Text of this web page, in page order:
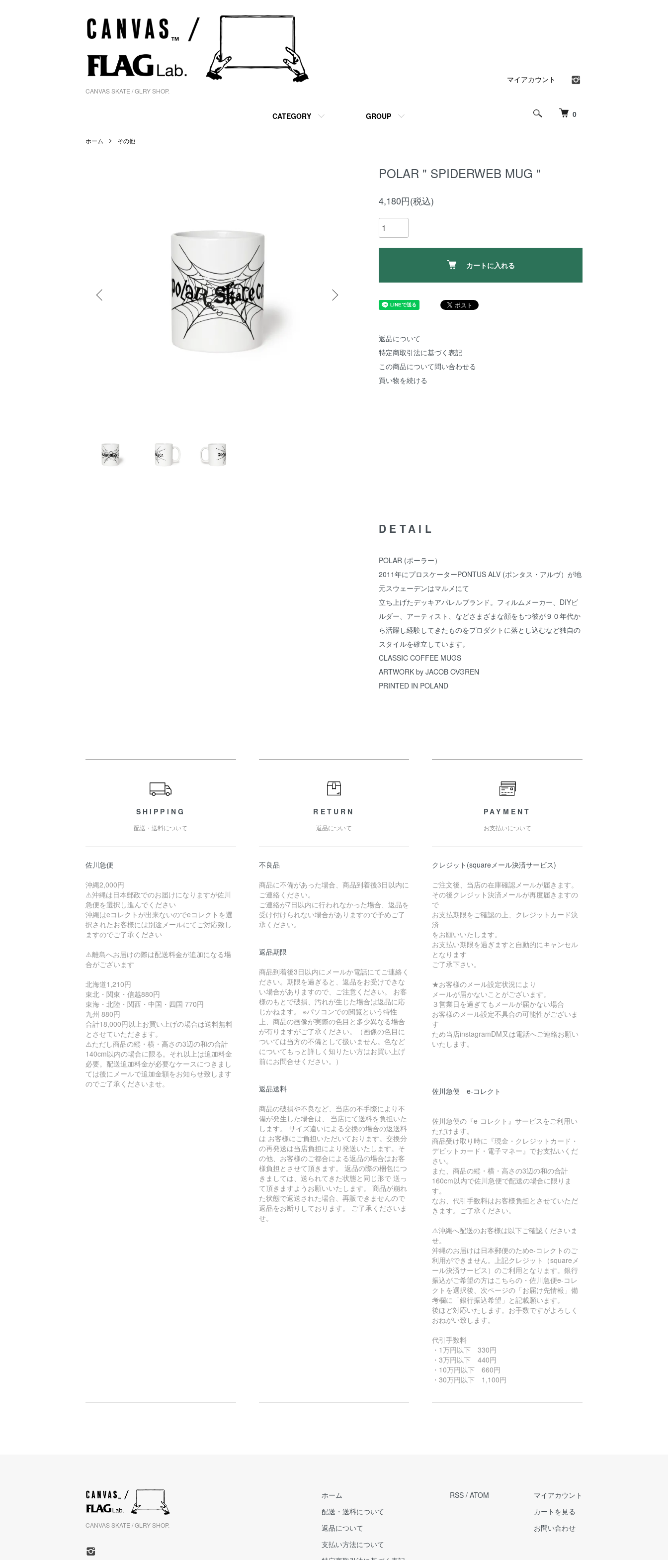
CANVAS SKATE / GLRY SHOP.
0
CATEGORY GROUP
マイアカウント
ホーム その他
POLAR " SPIDERWEB MUG "
4,180円(税込)
カートに入れる
返品について
特定商取引法に基づく表記
この商品について問い合わせる
買い物を続ける
DETAIL
POLAR (ポーラー）
2011年にプロスケーターPONTUS ALV (ポンタス・アルヴ）が地
元スウェーデンはマルメにて
立ち上げたデッキアパレルブランド。フィルムメーカー、DIYビ
ルダー、アーティスト、などさまざまな顔をもつ彼が９０年代か
ら活躍し経験してきたものをプロダクトに落とし込むなど独自の
スタイルを確立しています。
CLASSIC COFFEE MUGS
ARTWORK by JACOB OVGREN
PRINTED IN POLAND
SHIPPING
配送・送料について
佐川急便
沖縄2,000円
⚠️沖縄は日本郵政でのお届けになりますが佐川
急便を選択し進んでください
沖縄はeコレクトが出来ないのでeコレクトを選
択されたお客様には別途メールにてご対応致し
ますのでご了承ください
⚠️離島へお届けの際は配送料金が追加になる場
合がございます
北海道1,210円
東北・関東・信越880円
東海・北陸・関西・中国・四国 770円
九州 880円
合計18,000円以上お買い上げの場合は送料無料
とさせていただきます。
⚠️ただし商品の縦・横・高さの3辺の和の合計
140cm以内の場合に限る。それ以上は追加料金
必要。配送追加料金が必要なケースにつきまし
ては後にメールで追加金額をお知らせ致します
のでご了承くださいませ。
RETURN
返品について
不良品
商品に不備があった場合、商品到着後3日以内に
ご連絡ください。
ご連絡が7日以内に行われなかった場合、返品を
受け付けられない場合がありますので予めご了
承ください。
返品期限
商品到着後3日以内にメールか電話にてご連絡く
ださい。期限を過ぎると、返品をお受けできな
い場合がありますので、ご注意ください。 お客
様のもとで破損、汚れが生じた場合は返品に応
じかねます。 ※パソコンでの閲覧という特性
上、商品の画像が実際の色目と多少異なる場合
が有りますがご了承ください。（画像の色目に
ついては当方の不備として扱いません。色など
についてもっと詳しく知りたい方はお買い上げ
前にお問合せください。）
返品送料
商品の破損や不良など、当店の不手際により不
備が発生した場合は、 当店にて送料を負担いた
します。 サイズ違いによる交換の場合の返送料
は お客様にご負担いただいております。交換分
の再発送は当店負担により発送いたします。そ
の他、お客様のご都合による返品の場合はお客
様負担とさせて頂きます。 返品の際の梱包につ
きましては、送られてきた状態と同じ形で 送っ
て頂きますようお願いいたします。 商品が崩れ
た状態で返送された場合、再販できませんので
返品をお断りしております。 ご了承くださいま
せ。
PAYMENT
お支払いについて
クレジット(squareメール決済サービス)
ご注文後、当店の在庫確認メールが届きます。
その後クレジット決済メールが再度届きますの
で
お支払期限をご確認の上、クレジットカード決
済
をお願いいたします。
お支払い期限を過ぎますと自動的にキャンセル
となります
ご了承下さい。
★お客様のメール設定状況により
メールが届かないことがございます。
３営業日を過ぎてもメールが届かない場合
お客様のメール設定不具合の可能性がございま
す
ため当店instagramDM又は電話へご連絡お願い
いたします。
佐川急便 e-コレクト
佐川急便の『e-コレクト』サービスをご利用い
ただけます。
商品受け取り時に『現金・クレジットカード・
デビットカード・電子マネー』でお支払いくだ
さい。
また、商品の縦・横・高さの3辺の和の合計
160cm以内で佐川急便で配送の場合に限りま
す。
なお、代引手数料はお客様負担とさせていただ
きます。ご了承ください。
⚠️沖縄へ配送のお客様は以下ご確認くださいま
せ。
沖縄のお届けは日本郵便のためe-コレクトのご
利用ができません。上記クレジット（squareメ
ール決済サービス）のご利用となります。銀行
振込がご希望の方はこちらの・佐川急便e-コレ
クトを選択後、次ページの「お届け先情報」備
考欄に「銀行振込希望」と記載願います。
後ほど対応いたします。お手数ですがよろしく
おねがい致します。
代引手数料
・1万円以下 330円
・3万円以下 440円
・10万円以下 660円
・30万円以下 1,100円
CANVAS SKATE / GLRY SHOP.
ホーム
配送・送料について
返品について
支払い方法について
RSS / ATOM
マイアカウント
カートを見る
お問い合わせ